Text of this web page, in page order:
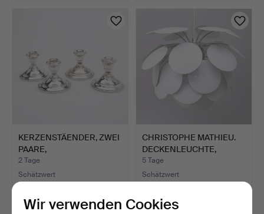
KERZENSTÄENDER, ZWEI
PAARE,
STERLINGSILBER…
2 Tage
Schätzwert
CHRISTOPHE MATHIEU.
DECKENLEUCHTE,
"DISCOC…
5 Tage
Schätzwert
Wir verwenden Cookies